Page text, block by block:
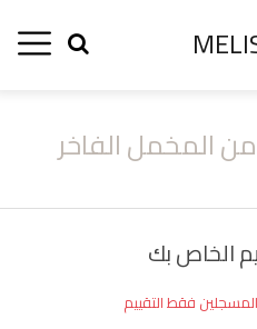
المخمل الفاخر
الخاص بك
فقط التقييم